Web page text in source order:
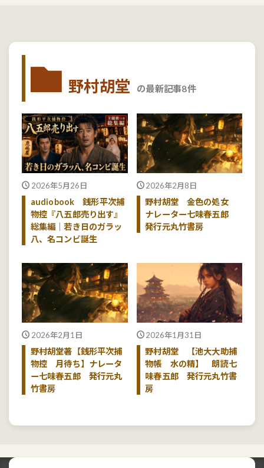
野村胡堂 の最新記事8件
2026年5月26日
audiobook 銭形平次捕
物控『八五郎売り出す』
総集編｜若き日のガラッ
八、名コンビ誕生
2026年2月8日
野村胡堂 金色の処女
ナレーター七味春五郎
発行元丸竹書房
2026年2月1日
野村胡堂著【銭形平次捕
物控 月待ち】ナレータ
ー七味春五郎 発行元丸
竹書房
2026年1月31日
野村胡堂 【池大大助捕
物帳 水の精】 朗読七
味春五郎 発行元丸竹書
房